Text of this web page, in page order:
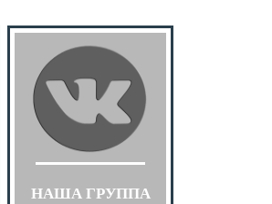
НАША ГРУППА